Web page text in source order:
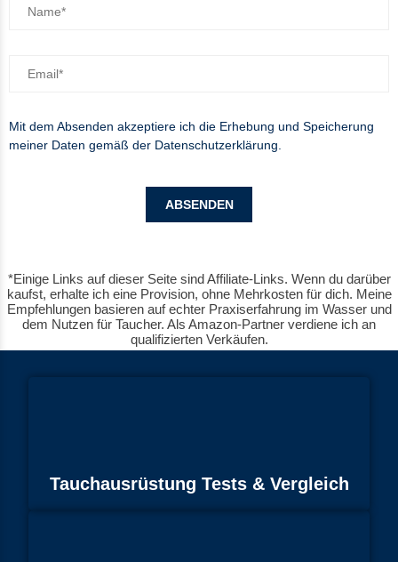
Mit dem Absenden akzeptiere ich die Erhebung und Speicherung
meiner Daten gemäß der Datenschutzerklärung.
*Einige Links auf dieser Seite sind Affiliate-Links. Wenn du darüber
kaufst, erhalte ich eine Provision, ohne Mehrkosten für dich. Meine
Empfehlungen basieren auf echter Praxiserfahrung im Wasser und
dem Nutzen für Taucher. Als Amazon-Partner verdiene ich an
qualifizierten Verkäufen.
Tauchausrüstung Tests & Vergleich